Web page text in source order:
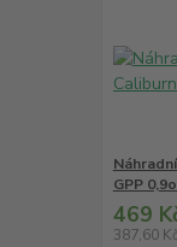
GPP
469
387,60 Kč